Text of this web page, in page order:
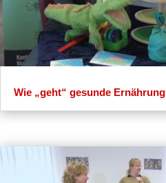
Wie „geht“ gesunde